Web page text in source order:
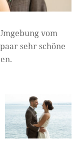
vom
sehr schöne